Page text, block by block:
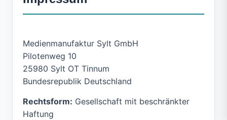
Medienmanufaktur Sylt GmbH
Pilotenweg 10
25980 Sylt OT Tinnum
Bundesrepublik Deutschland
Rechtsform: Gesellschaft mit beschränkter
Haftung